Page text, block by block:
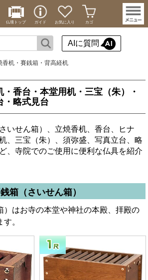
仏壇トップ ガイド お気に入り カゴ
AIに質問
香机・賽銭箱・背高経机
香台・本堂用机・三宝（朱）・
・略式見台
いせん箱）、立焼香机、香台、ヒナ
、三宝（朱）、須弥盛、写真立台、略
、寺院でのご使用に便利な仏具を紹介
箱（さいせん箱）
）はお寺の本堂や神社の本殿、拝殿の
。